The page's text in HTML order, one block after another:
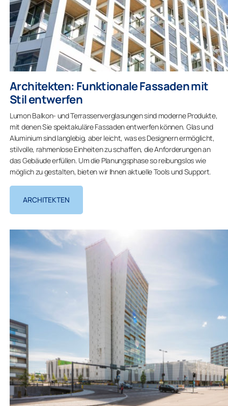
Architekten: Funktionale Fassaden mit
Stil entwerfen
Lumon Balkon- und Terrassenverglasungen sind moderne Produkte,
mit denen Sie spektakuläre Fassaden entwerfen können. Glas und
Aluminium sind langlebig, aber leicht, was es Designern ermöglicht,
stilvolle, rahmenlose Einheiten zu schaffen, die Anforderungen an
das Gebäude erfüllen. Um die Planungsphase so reibungslos wie
möglich zu gestalten, bieten wir Ihnen aktuelle Tools und Support.
ARCHITEKTEN